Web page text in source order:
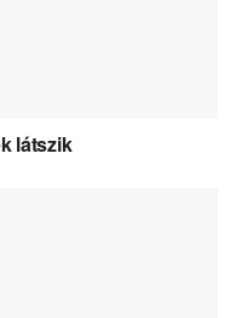
látszik